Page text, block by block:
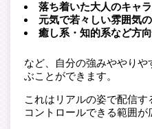
落ち着いた大人のキャ
元気で若々しい雰囲気
癒し系・知的系など方
など、自分の強みややりや
ぶことができます。
これはリアルの姿で配信す
コントロールできる範囲が